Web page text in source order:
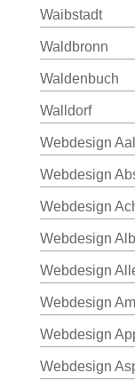
Waibstadt
Waldbronn
Waldenbuch
Walldorf
Webdesign
Webdesign
Webdesign
Webdesign
Webdesign
Webdesign
Webdesign
Webdesign